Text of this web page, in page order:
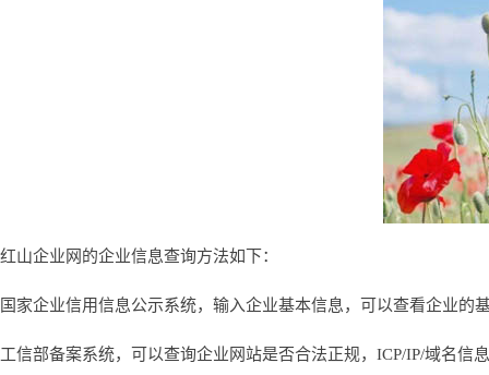
红山企业网的企业信息查询方法如下：
国家企业信用信息公示系统，输入企业基本信息，可以查看企业的
工信部备案系统，可以查询企业网站是否合法正规，ICP/IP/域名信